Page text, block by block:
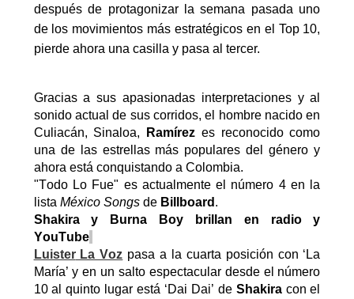
después de protagonizar la semana pasada uno
de los movimientos más estratégicos en el Top 10,
pierde ahora una casilla y pasa al tercer.
Gracias a sus apasionadas interpretaciones y al
sonido actual de sus corridos, el hombre nacido en
Culiacán, Sinaloa,
Ramírez es reconocido como
una de las estrellas más populares del género y
ahora está conquistando a Colombia.
"Todo Lo Fue" es actualmente el número 4 en la
lista México Songs de Billboard .
Shakira y
Burna Boy brillan en radio y
YouTube
Luister La Voz pasa a la cuarta posición con ‘La
María’ y en un salto espectacular desde el número
10 al quinto lugar está ‘Dai Dai’ de Shakira con el